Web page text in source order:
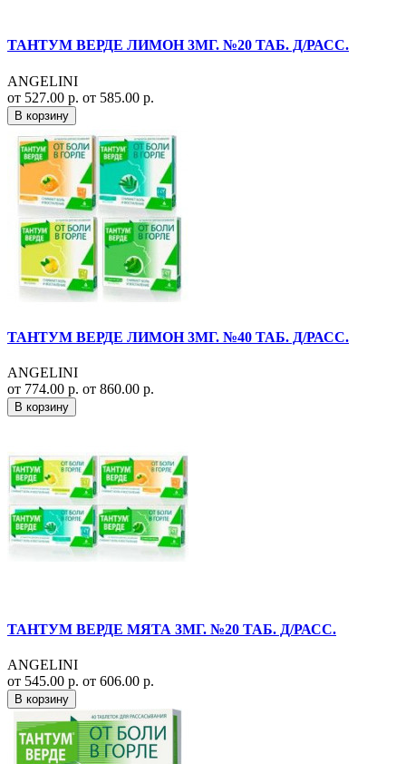
ТАНТУМ ВЕРДЕ ЛИМОН 3МГ. №20 ТАБ. Д/РАСС.
ANGELINI
от 527.00 р. от 585.00 р.
В корзину
ТАНТУМ ВЕРДЕ ЛИМОН 3МГ. №40 ТАБ. Д/РАСС.
ANGELINI
от 774.00 р. от 860.00 р.
В корзину
ТАНТУМ ВЕРДЕ МЯТА 3МГ. №20 ТАБ. Д/РАСС.
ANGELINI
от 545.00 р. от 606.00 р.
В корзину